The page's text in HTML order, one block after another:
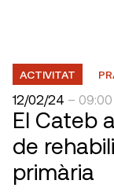
ACTIVITAT
12/02/24 – 09:00
El Cateb
de
primària